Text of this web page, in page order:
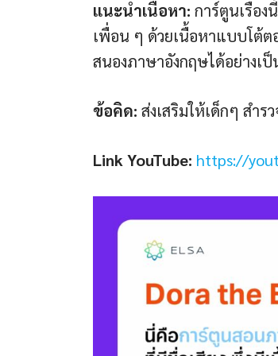
แนะนำเนื้อหา: การ์ตูนเรื่อง
เพื่อน ๆ ด้วยเนื้อหาแบบโต้
สนองภาษาอังกฤษได้อย่างเ
ข้อคิด: ส่งเสริมให้เด็กๆ สำ
Link YouTube: https://